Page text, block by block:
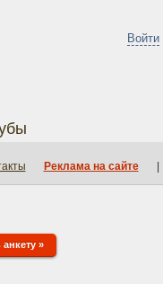
Войти
Реклама на сайте
анкету »